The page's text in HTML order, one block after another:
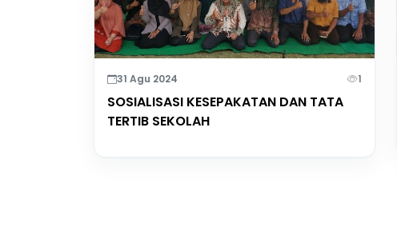
31 Agu 2024 1
SOSIALISASI KESEPAKATAN DAN TATA
TERTIB SEKOLAH